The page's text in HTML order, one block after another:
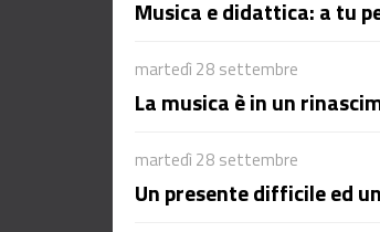
Musica e didattica: a tu
martedì 28 settembre
La musica è in un
martedì 28 settembre
Un presente difficile ed